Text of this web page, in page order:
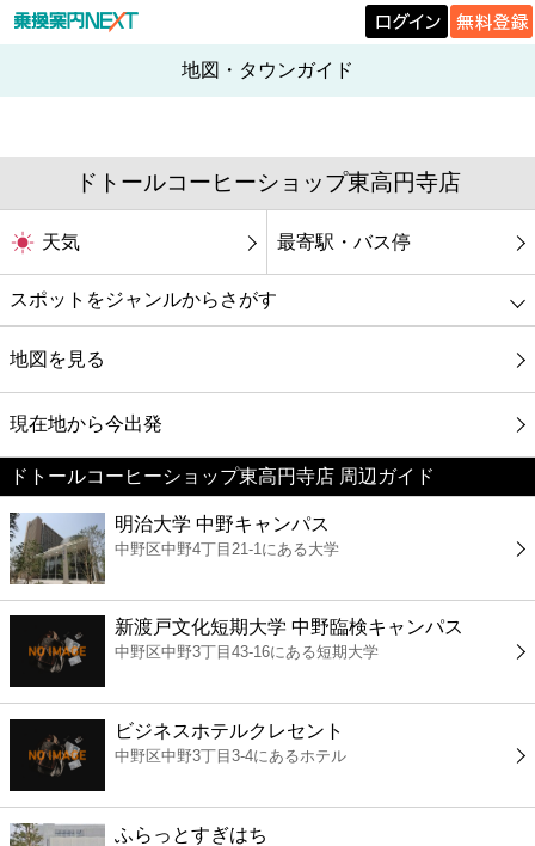
地図・タウンガイド
ドトールコーヒーショップ東高円寺店
天気 最寄駅・バス停
スポットをジャンルからさがす
グルメ
映画
美容
コンビニ
薬局
スーパー
エンタメ
レジャー
地図を見る
現在地から今出発
ドトールコーヒーショップ東高円寺店 周辺ガイド
明治大学 中野キャンパス
中野区中野4丁目21-1にある大学
新渡戸文化短期大学 中野臨検キャンパス
中野区中野3丁目43-16にある短期大学
ビジネスホテルクレセント
中野区中野3丁目3-4にあるホテル
ふらっとすぎはち